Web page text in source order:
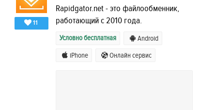
11
Rapidgator.net - это файлообменник,
работающий с 2010 года.
Условно бесплатная Android
iPhone Онлайн сервис